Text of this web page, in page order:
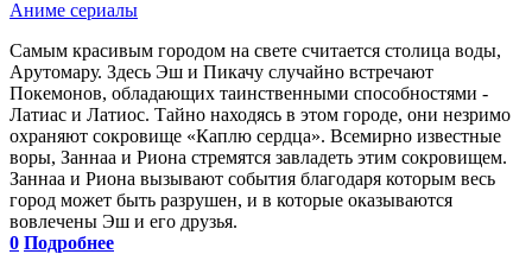
Аниме сериалы
Самым красивым городом на свете считается столица воды,
Арутомару. Здесь Эш и Пикачу случайно встречают
Покемонов, обладающих таинственными способностями -
Латиас и Латиос. Тайно находясь в этом городе, они незримо
охраняют сокровище «Каплю сердца». Всемирно известные
воры, Заннаа и Риона стремятся завладеть этим сокровищем.
Заннаа и Риона вызывают события благодаря которым весь
город может быть разрушен, и в которые оказываются
вовлечены Эш и его друзья.
0 Подробнее